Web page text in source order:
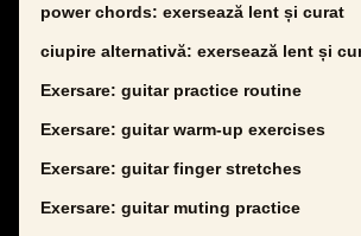
power chords: exersează lent și curat
ciupire alternativă: exersează lent și
Exersare: guitar practice routine
Exersare: guitar warm-up exercises
Exersare: guitar finger stretches
Exersare: guitar muting practice